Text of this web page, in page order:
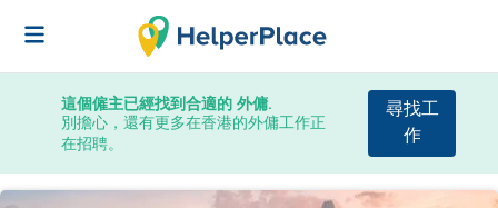
這個僱主已經找到合適的 外傭.
別擔心，還有更多在香港的外傭工作正
在招聘。
尋找工
作